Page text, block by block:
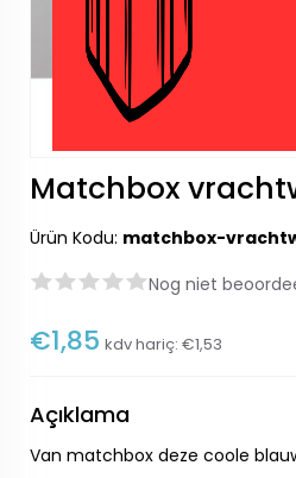
Matchbox
Ürün Kodu: matchbox-
Nog niet
€1,85 kdv hariç: €1,53
Açıklama
Van matchbox deze coole